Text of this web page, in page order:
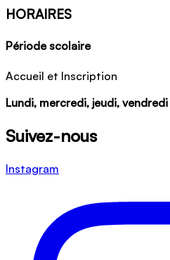
HORAIRES
Période scolaire
Accueil et Inscription
Lundi, mercredi, jeudi, vendredi
Suivez-nous
Instagram